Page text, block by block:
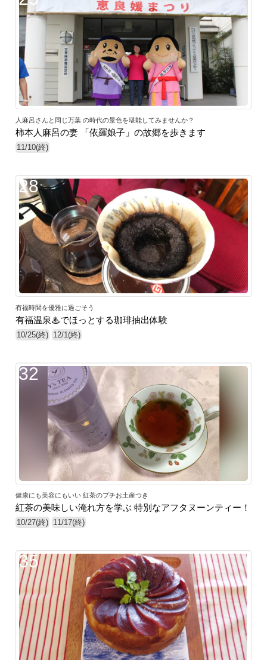
人麻呂さんと同じ万葉 の時代の景色を堪能してみませんか？
柿本人麻呂の妻 「依羅娘子」の故郷を歩きます
11/10(終)
28
有福時間を優雅に過ごそう
有福温泉♨でほっとする珈琲抽出体験
10/25(終) 12/1(終)
32
健康にも美容にもいい 紅茶のプチお土産つき
紅茶の美味しい淹れ方を学ぶ 特別なアフタヌーンティー！
10/27(終) 11/17(終)
35